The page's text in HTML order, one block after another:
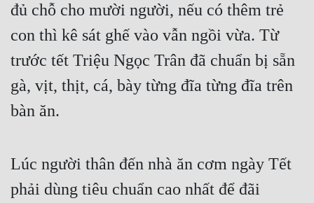
Dị Năng
Gia Đấu
Huyền Nghi
Huyền Ảo
đủ chỗ cho mười người, nếu có thêm trẻ
con thì kê sát ghế vào vẫn ngồi vừa. Từ
trước tết Triệu Ngọc Trân đã chuẩn bị sẵn
gà, vịt, thịt, cá, bày từng đĩa từng đĩa trên
bàn ăn.
Lúc người thân đến nhà ăn cơm ngày Tết
phải dùng tiêu chuẩn cao nhất để đãi